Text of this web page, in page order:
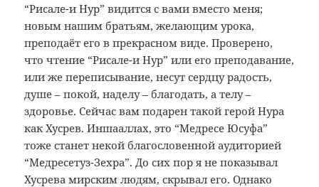
“Рисале-и Нур” видится с вами вместо меня;
новым нашим братьям, желающим урока,
преподаёт его в прекрасном виде. Проверено,
что чтение “Рисале-и Нур” или его преподавание,
или же переписывание, несут сердцу радость,
душе – покой, наделу – благодать, а телу –
здоровье. Сейчас вам подарен такой герой Нура
как Хусрев. Иншааллах, это “Медресе Юсуфа”
тоже станет некой благословенной аудиторией
“Медресетуз-Зехра”. До сих пор я не показывал
Хусрева мирским людям, скрывал его. Однако